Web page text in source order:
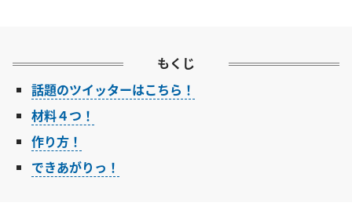
もくじ
話題のツイッターはこちら！
材料４つ！
作り方！
できあがりっ！